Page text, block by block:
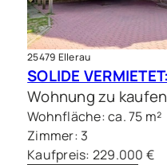
25479 Ellerau
Wohnung zu kaufen
Wohnfläche: ca. 75 m²
Zimmer: 3
Kaufpreis: 229.000 €